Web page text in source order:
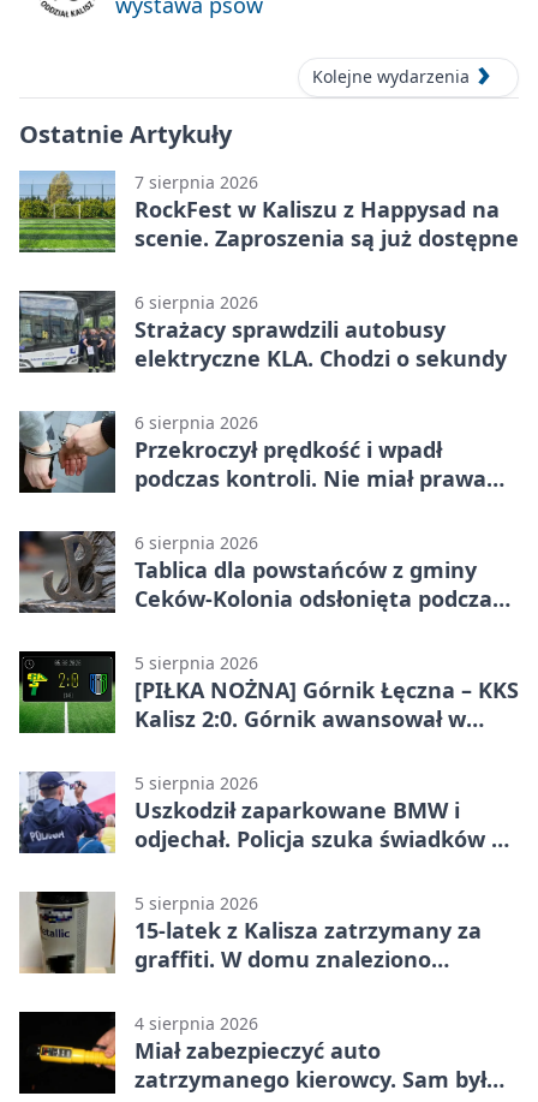
Kolejne wydarzenia
Ostatnie Artykuły
7 sierpnia 2026
RockFest w Kaliszu z Happysad na
scenie. Zaproszenia są już dostępne
6 sierpnia 2026
Strażacy sprawdzili autobusy
elektryczne KLA. Chodzi o sekundy
6 sierpnia 2026
Przekroczył prędkość i wpadł
podczas kontroli. Nie miał prawa
6 sierpnia 2026
Tablica dla powstańców z gminy
Ceków-Kolonia odsłonięta podczas
5 sierpnia 2026
[PIŁKA NOŻNA] Górnik Łęczna – KKS
Kalisz 2:0. Górnik awansował w
5 sierpnia 2026
Uszkodził zaparkowane BMW i
odjechał. Policja szuka świadków w
5 sierpnia 2026
15-latek z Kalisza zatrzymany za
graffiti. W domu znaleziono
4 sierpnia 2026
Miał zabezpieczyć auto
zatrzymanego kierowcy. Sam był